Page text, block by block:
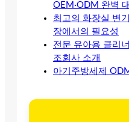
OEM·ODM 완벽
최고의 화장실 변
장에서의 필요성
전문 유아용 클리
조회사 소개
아기주방세제